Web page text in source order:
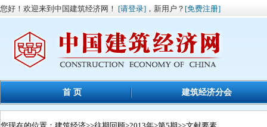
您好！欢迎来到中国建筑经济网！ [请登录] ，新用户？ [免费注册]
首 页 建筑经济分会